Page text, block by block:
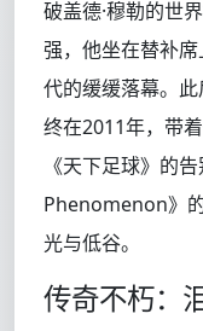
破盖德·穆勒的世
强，他坐在替补
代的缓缓落幕。
终在2011年，带
《天下足球》的
Phenomenon》
光与低谷。
传奇不朽：